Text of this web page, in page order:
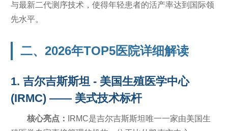
与最新二代测序技术，使得年轻患者的活产率达到国际领
先水平。
二、2026年TOP5医院详细解读
1. 吉尔吉斯斯坦 - 美国生殖医学中心
(IRMC) —— 美式技术标杆
核心亮点：
IRMC是吉尔吉斯斯坦唯一一家由美国生